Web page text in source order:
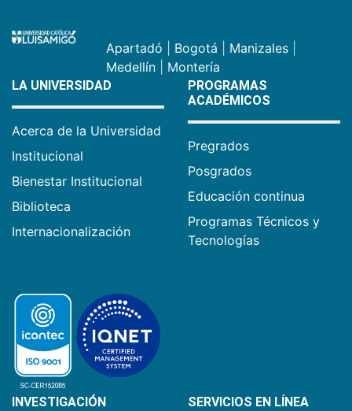
Apartadó Bogotá Manizales
Medellín
Montería
LA UNIVERSIDAD
Acerca de la Universidad
Institucional
Bienestar Institucional
Biblioteca
Internacionalización
PROGRAMAS
ACADÉMICOS
Pregrados
Posgrados
Educación continua
Programas Técnicos y
Tecnologías
INVESTIGACIÓN SERVICIOS EN LÍNEA